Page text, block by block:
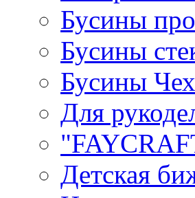
Бусины
Бусины
Бусины
Для
Детская